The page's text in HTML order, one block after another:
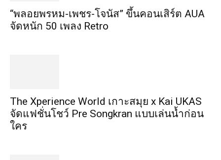
“พลอยพรหม-เพชร-โจนัส” ขึ้นคอนเสิร์ต AUA
จัดหนัก 50 เพลง Retro
​The Xperience World เกาะสมุย x Kai UKAS
จัดแฟชั่นโชว์ Pre Songkran แบบเล่นน้ำก่อน
ใคร